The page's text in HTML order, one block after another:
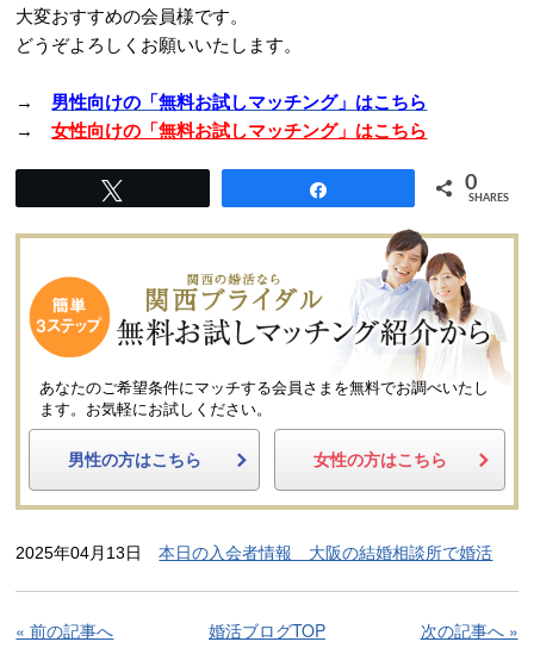
大変おすすめの会員様です。
どうぞよろしくお願いいたします。
→ 男性向けの「無料お試しマッチング」はこちら
→女性向けの「無料お試しマッチング」はこちら
0
SHARES
あなたのご希望条件にマッチする会員さまを無料でお調べいたし
ます。
お気軽にお試しください。
男性の方はこちら 女性の方はこちら
2025年04月13日本日の入会者情報 大阪の結婚相談所で婚活
« 前の記事へ 婚活ブログTOP 次の記事へ »